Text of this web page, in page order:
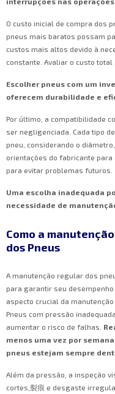
O custo inicial de compra dos
pneus mais baratos possam
custos mais altos devido à
constante. Avaliar o custo
Escolher pneus com um
oferecem durabilidade e
Por último, a compatibilidade
ser negligenciada. Cada tipo
pneu, considerando o
orientações do fabricante
para evitar problemas futuros.
Uma escolha inadequada
necessidade de
Como a
dos Pneus
A manutenção regular dos
para garantir seu
aspecto crucial da
Pneus com pressão
aumentar o risco de falhas.
menos uma vez por
pneus estejam sempre
Além da pressão, a inspeção
cortes,裂痕 e desgaste